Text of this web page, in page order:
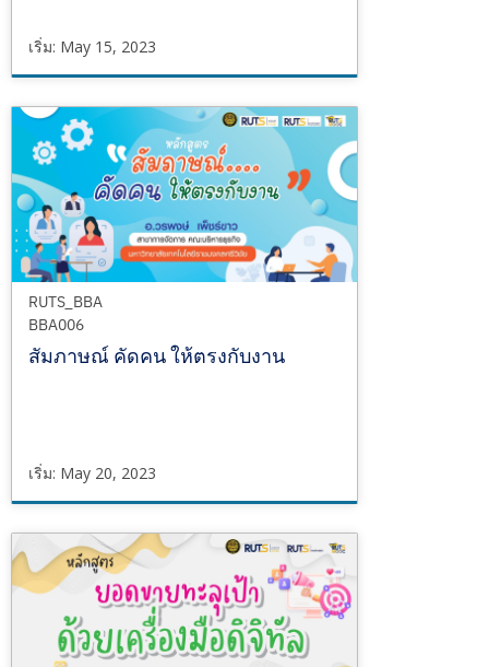
เริ่ม: May 15, 2023
BBA007
เริ่มMay
15,
RUTS_BBA
BBA006
สัมภาษณ์ คัดคน ให้ตรงกับงาน
เริ่ม: May 20, 2023
BBA006
เริ่มMay
20,
2023